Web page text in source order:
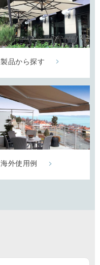
製品から探す
海外使用例